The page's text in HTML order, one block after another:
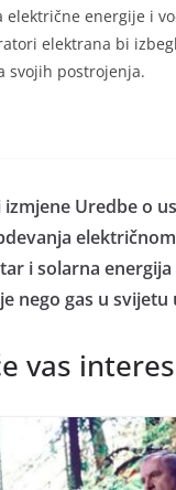
energije i
elektrana bi
svojih postrojenja.
izmjene Uredbe o
i solarna
nego gas u svijetu
vas